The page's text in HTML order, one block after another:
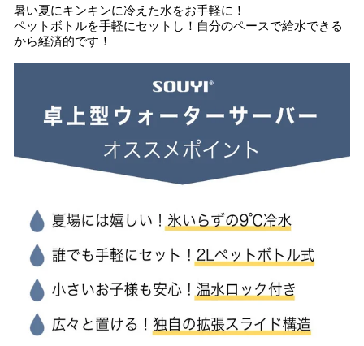
暑い夏にキンキンに冷えた水をお手軽に！
ペットボトルを手軽にセットし！自分のペースで給水できる
から経済的です！